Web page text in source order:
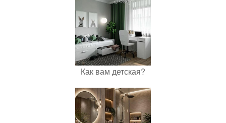
Как вам детская?